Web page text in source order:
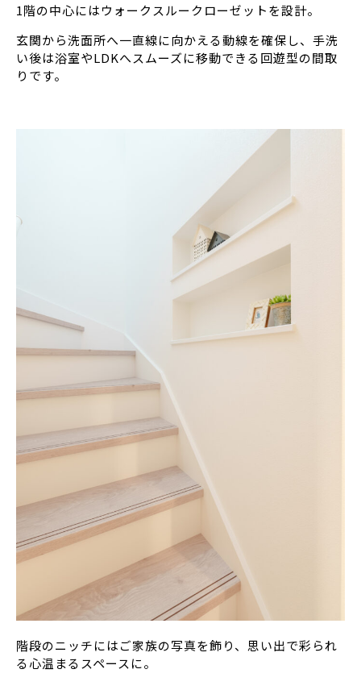
1階の中心にはウォークスルークローゼットを設計。
玄関から洗面所へ一直線に向かえる動線を確保し、手洗
い後は浴室やLDKへスムーズに移動できる回遊型の間取
りです。
階段のニッチにはご家族の写真を飾り、思い出で彩られ
る心温まるスペースに。